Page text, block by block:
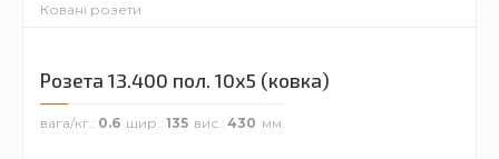
Ковані розети
Розета 13.400 пол. 10х5 (ковка)
вага/кг. 0.6 шир. 135 вис. 430